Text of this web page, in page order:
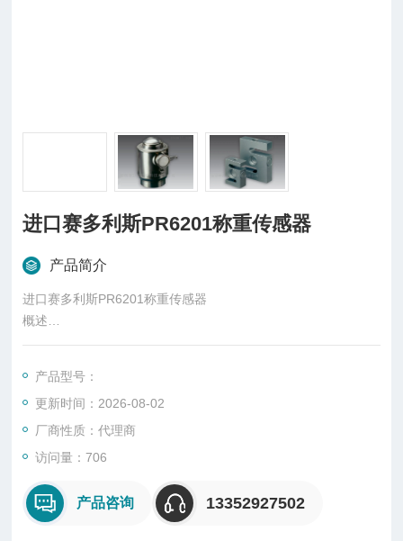
进口赛多利斯PR6201称重传感器
产品简介
进口赛多利斯PR6201称重传感器
概述
柱式传感器也可称为柱式测力传感器，是称重传感器的一种，是
型、悬臂型、轮辐式、板环式、膜盒式、桥式、柱筒式等几种样
式。
德国Sartorius PR6201的量程是专为称重筒仓，槽罐配料和过程
容器或者其支撑结构上机械或热的膨胀
产品型号：
更新时间：2026-08-02
厂商性质：代理商
访问量：706
产品咨询 13352927502